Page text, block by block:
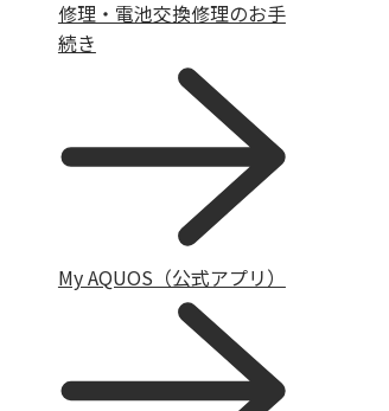
修理・電池交換修理のお手
続き
My AQUOS（公式アプリ）